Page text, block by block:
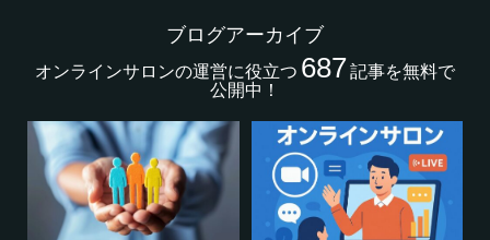
ブログアーカイブ
オンラインサロンの運営に役立つ 687記事を無料で
公開中！